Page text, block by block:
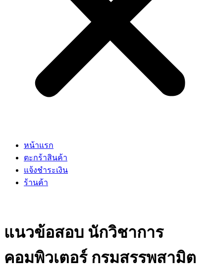
หน้าแรก
ตะกร้าสินค้า
แจ้งชำระเงิน
ร้านค้า
แนวข้อสอบ นักวิชาการ
คอมพิวเตอร์ กรมสรรพสามิต